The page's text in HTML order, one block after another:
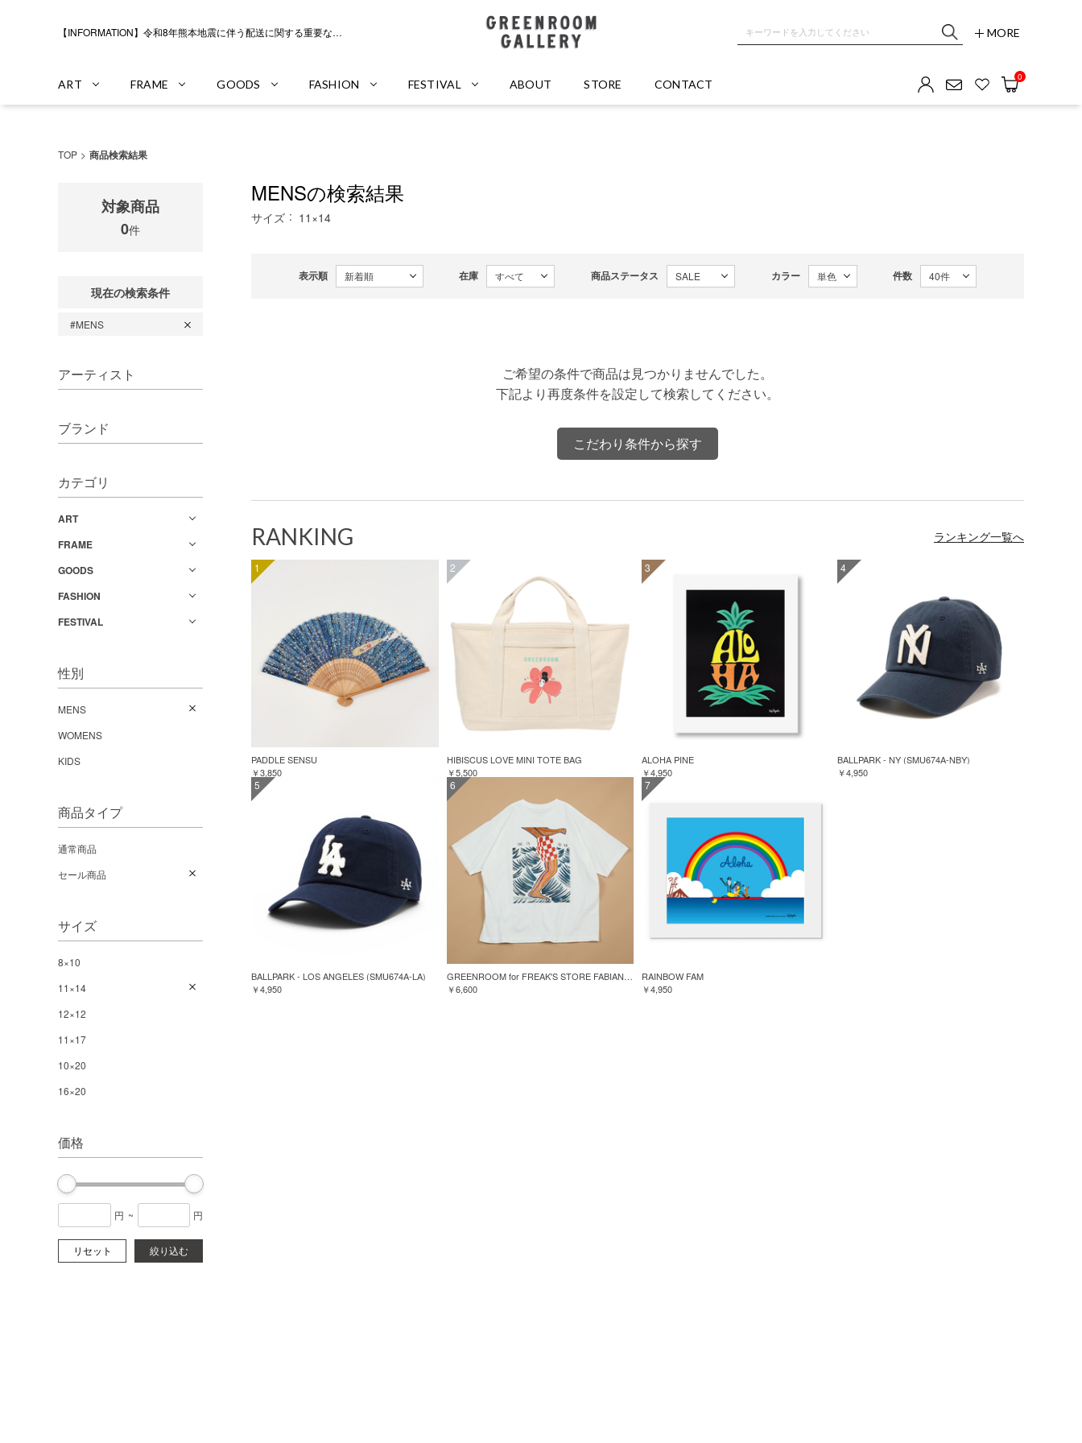
【INFORMATION】令和8年熊本地震に伴う配送に関する重要なお知らせ
MORE
ART FRAME GOODS FASHION FESTIVAL ABOUT STORE CONTACT
0
TOP 商品検索結果
対象商品
0件
現在の検索条件
#MENS
アーティスト
ブランド
カテゴリ
ART
FRAME
GOODS
FASHION
FESTIVAL
性別
MENS
WOMENS
KIDS
商品タイプ
通常商品
セール商品
サイズ
8×10
11×14
12×12
11×17
10×20
16×20
価格
円 ~ 円
リセット 絞り込む
MENSの検索結果
サイズ 11×14
表示順 在庫 商品ステータス カラー 件数
ご希望の条件で商品は見つかりませんでした。
下記より再度条件を設定して検索してください。
こだわり条件から探す
RANKING ランキング一覧へ
1
PADDLE SENSU
￥3,850
2
HIBISCUS LOVE MINI TOTE BAG
￥5,500
3
ALOHA PINE
￥4,950
4
BALLPARK - NY (SMU674A-NBY)
￥4,950
5
BALLPARK - LOS ANGELES (SMU674A-LA)
￥4,950
6
GREENROOM for FREAK'S STORE FABIAN LAVATER S/S TEE
￥6,600
7
RAINBOW FAM
￥4,950